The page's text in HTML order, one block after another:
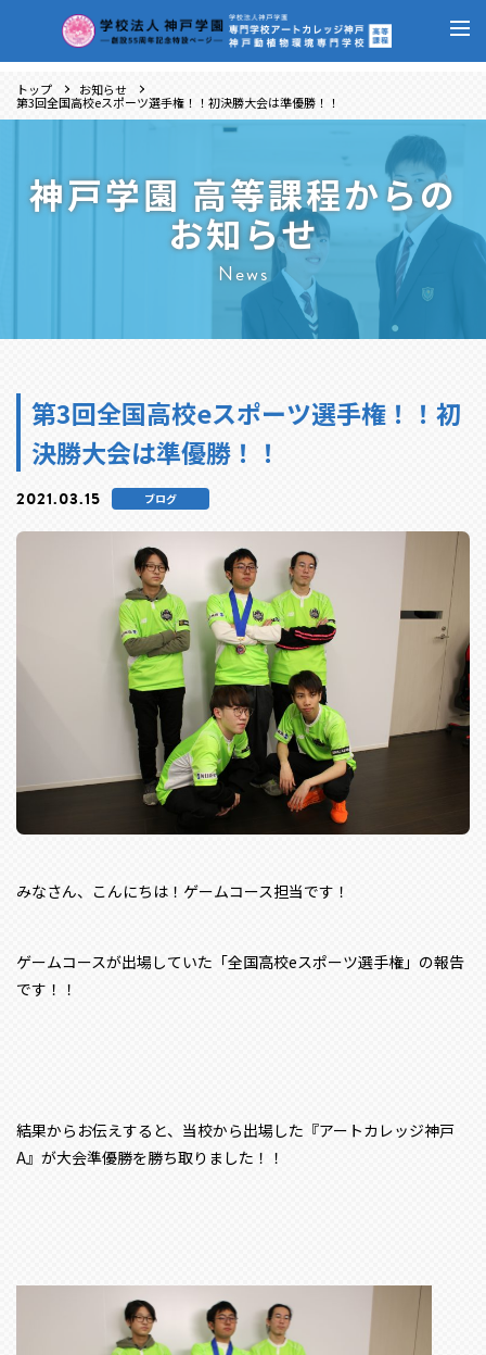
トップ お知らせ
第3回全国高校eスポーツ選手権！！初決勝大会は準優勝！！
神戸学園 高等課程からの
お知らせ
News
第3回全国高校eスポーツ選手権！！初
決勝大会は準優勝！！
2021.03.15 ブログ
みなさん、こんにちは！ゲームコース担当です！
ゲームコースが出場していた「全国高校eスポーツ選手権」の報告
です！！
結果からお伝えすると、当校から出場した『アートカレッジ神戸
A』が大会準優勝を勝ち取りました！！